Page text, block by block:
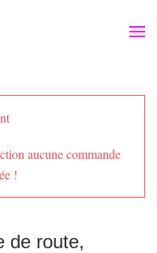
aucune commande
!
de route,